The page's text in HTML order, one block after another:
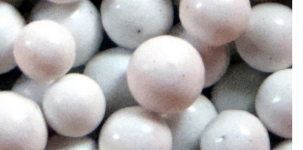
Polimento para Peças
Revestimento de
Revestimento de Máquina de
Revestimento em
Revestimento
Revestimento para
Revestimento para